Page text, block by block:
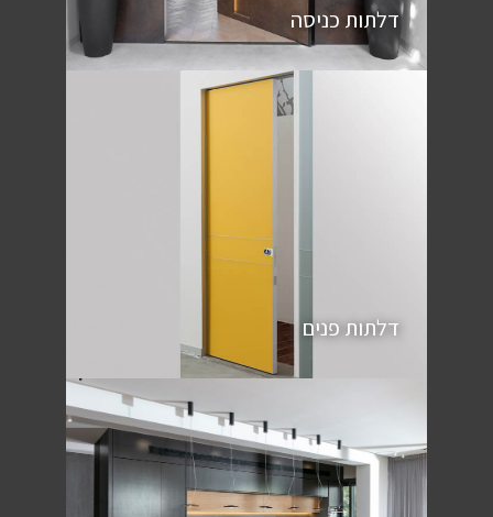
דלתות כניסה
דלתות פנים